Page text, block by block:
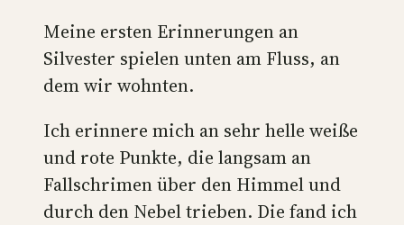
Meine ersten Erinnerungen an
Silvester spielen unten am Fluss, an
dem wir wohnten.
Ich erinnere mich an sehr helle weiße
und rote Punkte, die langsam an
Fallschrimen über den Himmel und
durch den Nebel trieben. Die fand ich